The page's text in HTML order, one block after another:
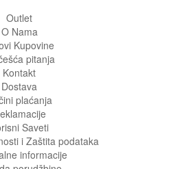
Outlet
O Nama
Kupovine
pitanja
Kontakt
Dostava
plaćanja
Saveti
i Zaštita podataka
informacije